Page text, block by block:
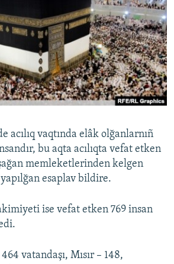
acılıq vaqtında elâk olğanlarnıñ
bu aqta acılıqta vefat etken
memleketlerinden kelgen
esaplav bildire.
ise vefat etken 769 insan
vatandaşı, Mısır – 148,